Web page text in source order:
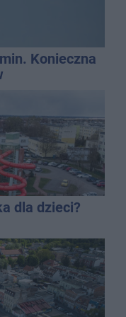
Konieczna
dla dzieci?